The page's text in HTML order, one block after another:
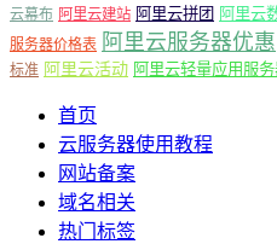
云幕布 阿里云建站 阿里云拼团 阿里云
服务器价格表 阿里云服务器优惠
标准 阿里云活动 阿里云轻量应用服
首页
云服务器使用教程
网站备案
域名相关
热门标签